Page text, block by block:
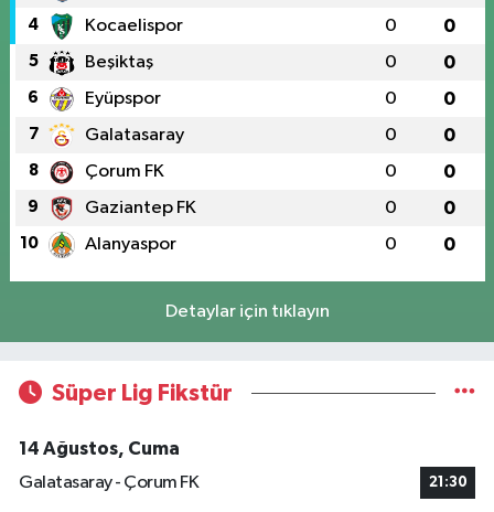
4 Kocaelispor 0 0
5 Beşiktaş 0 0
6 Eyüpspor 0 0
7 Galatasaray 0 0
8 Çorum FK 0 0
9 Gaziantep FK 0 0
10 Alanyaspor 0 0
Detaylar için tıklayın
Süper Lig Fikstür
14 Ağustos, Cuma
Galatasaray - Çorum FK
21:30